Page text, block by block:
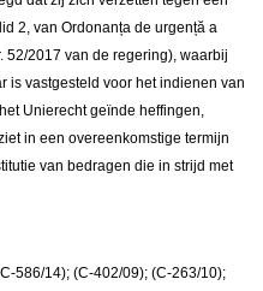
2, van Ordonanța de urgență a
52/2017 van de regering), waarbij
is vastgesteld voor het indienen van
Unierecht geïnde heffingen,
in een overeenkomstige termijn
van bedragen die in strijd met
586/14); (C-402/09); (C-263/10);